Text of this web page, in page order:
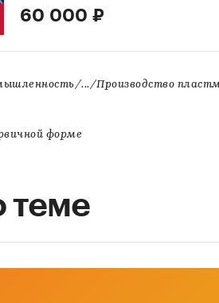
60 000 ₽
.../Производство
форме
теме